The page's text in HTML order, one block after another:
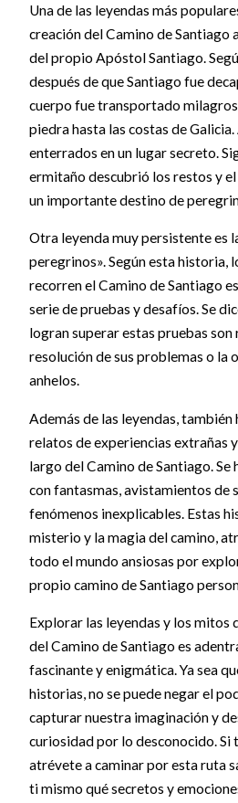
Una de las leyendas más
creación del Camino de Santiago
del propio Apóstol Santiago.
después de que Santiago fue
cuerpo fue transportado
piedra hasta las costas de
enterrados en un lugar secreto.
ermitaño descubrió los restos y
un importante destino de
Otra leyenda muy persistente es
peregrinos». Según esta historia,
recorren el Camino de Santiago
serie de pruebas y desafíos. Se
logran superar estas pruebas son
resolución de sus problemas o la
anhelos.
Además de las leyendas, también
relatos de experiencias extrañas
largo del Camino de Santiago. Se
con fantasmas, avistamientos de
fenómenos inexplicables. Estas
misterio y la magia del camino,
todo el mundo ansiosas por
propio camino de Santiago
Explorar las leyendas y los mitos
del Camino de Santiago es
fascinante y enigmática. Ya sea
historias, no se puede negar el
capturar nuestra imaginación y
curiosidad por lo desconocido. Si
atrévete a caminar por esta ruta
ti mismo qué secretos y